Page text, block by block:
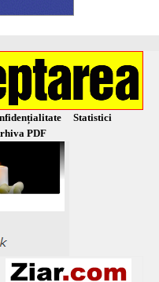
Statistici
PDF